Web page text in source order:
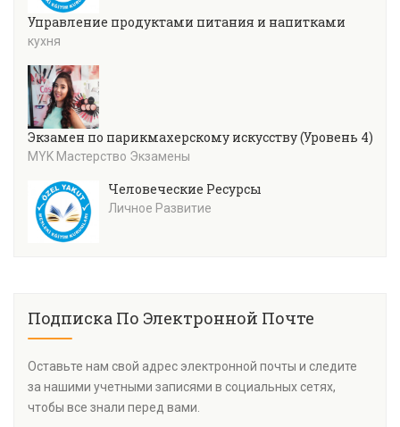
Управление продуктами питания и напитками
кухня
Экзамен по парикмахерскому искусству (Уровень 4)
MYK Мастерство Экзамены
Человеческие Ресурсы
Личное Развитие
Подписка По Электронной Почте
Оставьте нам свой адрес электронной почты и следите
за нашими учетными записями в социальных сетях,
чтобы все знали перед вами.